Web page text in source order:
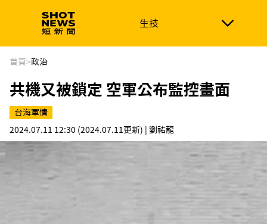
生技
生技 政治
新南向 體育
首頁>政治
共機又被鎖定 空軍公布監控畫面
台海軍情
2024.07.11 12:30 (2024.07.11更新) | 劉祐龍